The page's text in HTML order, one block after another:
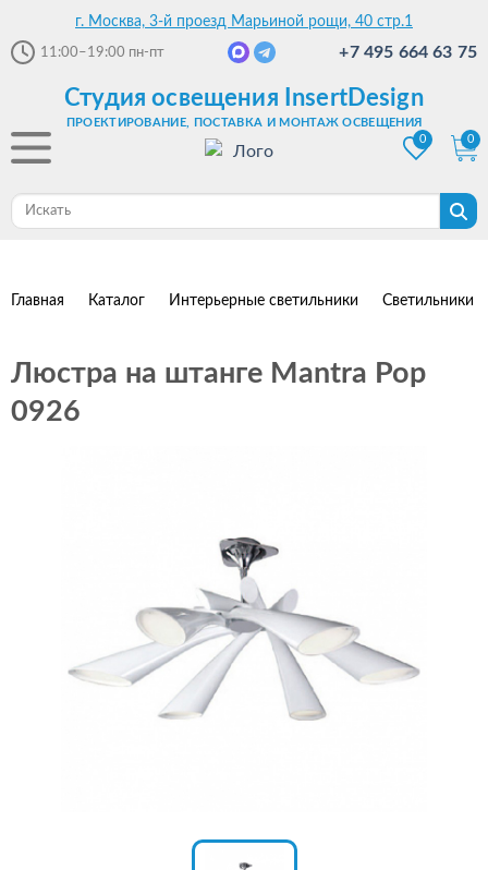
г. Москва, 3-й проезд Марьиной рощи, 40 стр.1
11:00–19:00 пн-пт +7 495 664 63 75
Студия освещения InsertDesign
ПРОЕКТИРОВАНИЕ, ПОСТАВКА И МОНТАЖ ОСВЕЩЕНИЯ
0
0
Главная Каталог Интерьерные светильники Светильники
Люстра на штанге Mantra Pop
0926